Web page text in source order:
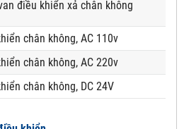
điều khiển xả chân không
chân không, AC 110v
chân không, AC 220v
chân không, DC 24V